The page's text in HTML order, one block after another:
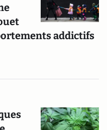
addictifs